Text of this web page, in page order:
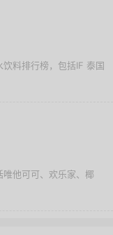
料排行榜，包括IF 泰国
他可可、欢乐家、椰